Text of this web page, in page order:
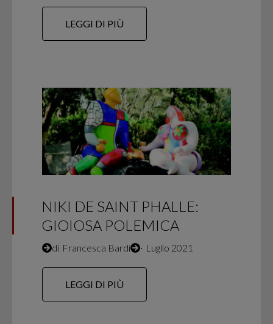
LEGGI DI PIÙ
NIKI DE SAINT PHALLE:
GIOIOSA POLEMICA
di Francesca Bardi ∙ Luglio 2021
LEGGI DI PIÙ